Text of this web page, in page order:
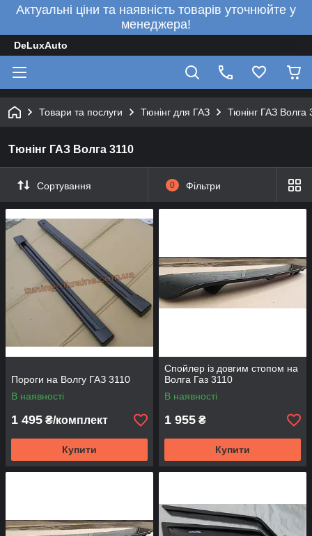
Актуальні ціни та наявність товарів уточнюйте у
менеджера!
DeLuxAuto
Товари та послуги Тюнінг для ГАЗ Тюнінг ГАЗ Волга
Тюнінг ГАЗ Волга 3110
Сортування 0 Фільтри
Пороги на Волгу ГАЗ 3110
В наявності
1 495 ₴/комплект
Купити
Спойлер із довгим стопом на
Волга Газ 3110
В наявності
1 955 ₴
Купити